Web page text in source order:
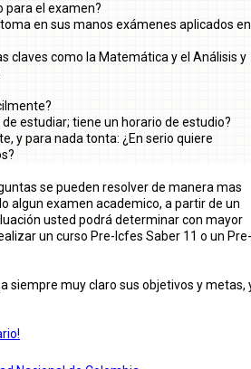
para el examen?
en sus manos exámenes aplicados en
claves como la Matemática y el Análisis y
estudiar; tiene un horario de estudio?
y para nada tonta: ¿En serio quiere
se pueden resolver de manera mas
algun examen academico, a partir de un
usted podrá determinar con mayor
un curso Pre-Icfes Saber 11 o un Pre-
siempre muy claro sus objetivos y metas,